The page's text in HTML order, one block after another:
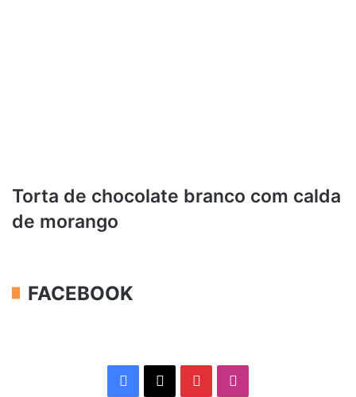
Torta de chocolate branco com calda
de morango
FACEBOOK
Facebook
X Pinterest